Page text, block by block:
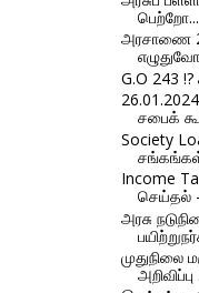
பெற்றோ...
அரசாணை
G.O 243
சபைக்
Society
Income
செய்தல்
அரசு
முதுநிலை
அறிவிப்பு